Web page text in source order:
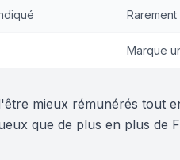
Marque
mieux rémunérés tout
que de plus en plus de